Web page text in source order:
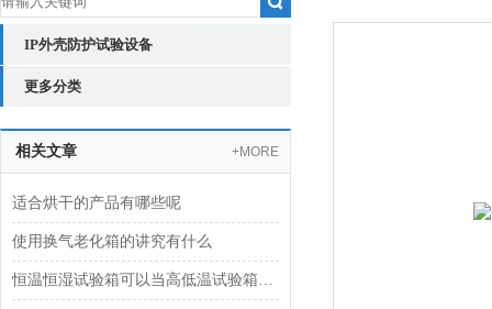
IP外壳防护试验设备
更多分类
相关文章 +MORE
适合烘干的产品有哪些呢
使用换气老化箱的讲究有什么
恒温恒湿试验箱可以当高低温试验箱使用吗？